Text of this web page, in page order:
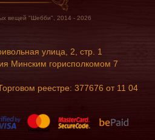
вещей "Шебби", 2014 - 2026
улица, 2, стр. 1
Минским горисполкомом 7
реестре: 377676 от 11 04